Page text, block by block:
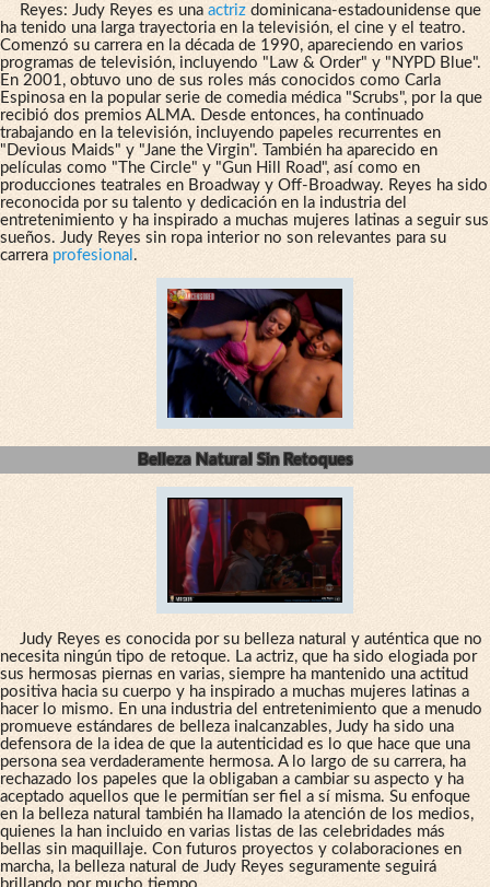
Reyes: Judy Reyes es una actrizdominicana-estadounidense que
ha tenido una larga trayectoria en la televisión, el cine y el teatro.
Comenzó su carrera en la década de 1990, apareciendo en varios
programas de televisión, incluyendo "Law & Order" y "NYPD Blue".
En 2001, obtuvo uno de sus roles más conocidos como Carla
Espinosa en la popular serie de comedia médica "Scrubs", por la que
recibió dos premios ALMA. Desde entonces, ha continuado
trabajando en la televisión, incluyendo papeles recurrentes en
"Devious Maids" y "Jane the Virgin". También ha aparecido en
películas como "The Circle" y "Gun Hill Road", así como en
producciones teatrales en Broadway y Off-Broadway. Reyes ha sido
reconocida por su talento y dedicación en la industria del
entretenimiento y ha inspirado a muchas mujeres latinas a seguir sus
sueños. Judy Reyes sin ropa interior no son relevantes para su
carrera profesional .
Belleza Natural Sin Retoques
Judy Reyes es conocida por su belleza natural y auténtica que no
necesita ningún tipo de retoque. La actriz, que ha sido elogiada por
sus hermosas piernas en varias, siempre ha mantenido una actitud
positiva hacia su cuerpo y ha inspirado a muchas mujeres latinas a
hacer lo mismo. En una industria del entretenimiento que a menudo
promueve estándares de belleza inalcanzables, Judy ha sido una
defensora de la idea de que la autenticidad es lo que hace que una
persona sea verdaderamente hermosa. A lo largo de su carrera, ha
rechazado los papeles que la obligaban a cambiar su aspecto y ha
aceptado aquellos que le permitían ser fiel a sí misma. Su enfoque
en la belleza natural también ha llamado la atención de los medios,
quienes la han incluido en varias listas de las celebridades más
bellas sin maquillaje. Con futuros proyectos y colaboraciones en
marcha, la belleza natural de Judy Reyes seguramente seguirá